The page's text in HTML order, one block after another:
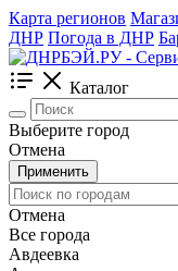
Карта регионов
ДНР Погода в ДНР
Каталог
Выберите город
Отмена
Применить
Отмена
Все города
Авдеевка